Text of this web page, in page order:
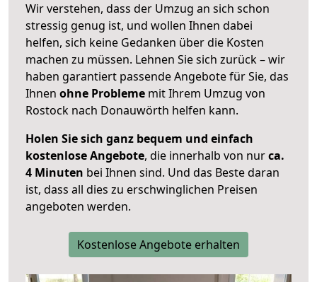
Wir verstehen, dass der Umzug an sich schon
stressig genug ist, und wollen Ihnen dabei
helfen, sich keine Gedanken über die Kosten
machen zu müssen. Lehnen Sie sich zurück – wir
haben garantiert passende Angebote für Sie, das
Ihnen ohne Probleme mit Ihrem Umzug von
Rostock nach Donauwörth helfen kann.
Holen Sie sich ganz bequem und einfach
kostenlose Angebote, die innerhalb von nurca.
4 Minuten bei Ihnen sind. Und das Beste daran
ist, dass all dies zu erschwinglichen Preisen
angeboten werden.
Kostenlose Angebote erhalten